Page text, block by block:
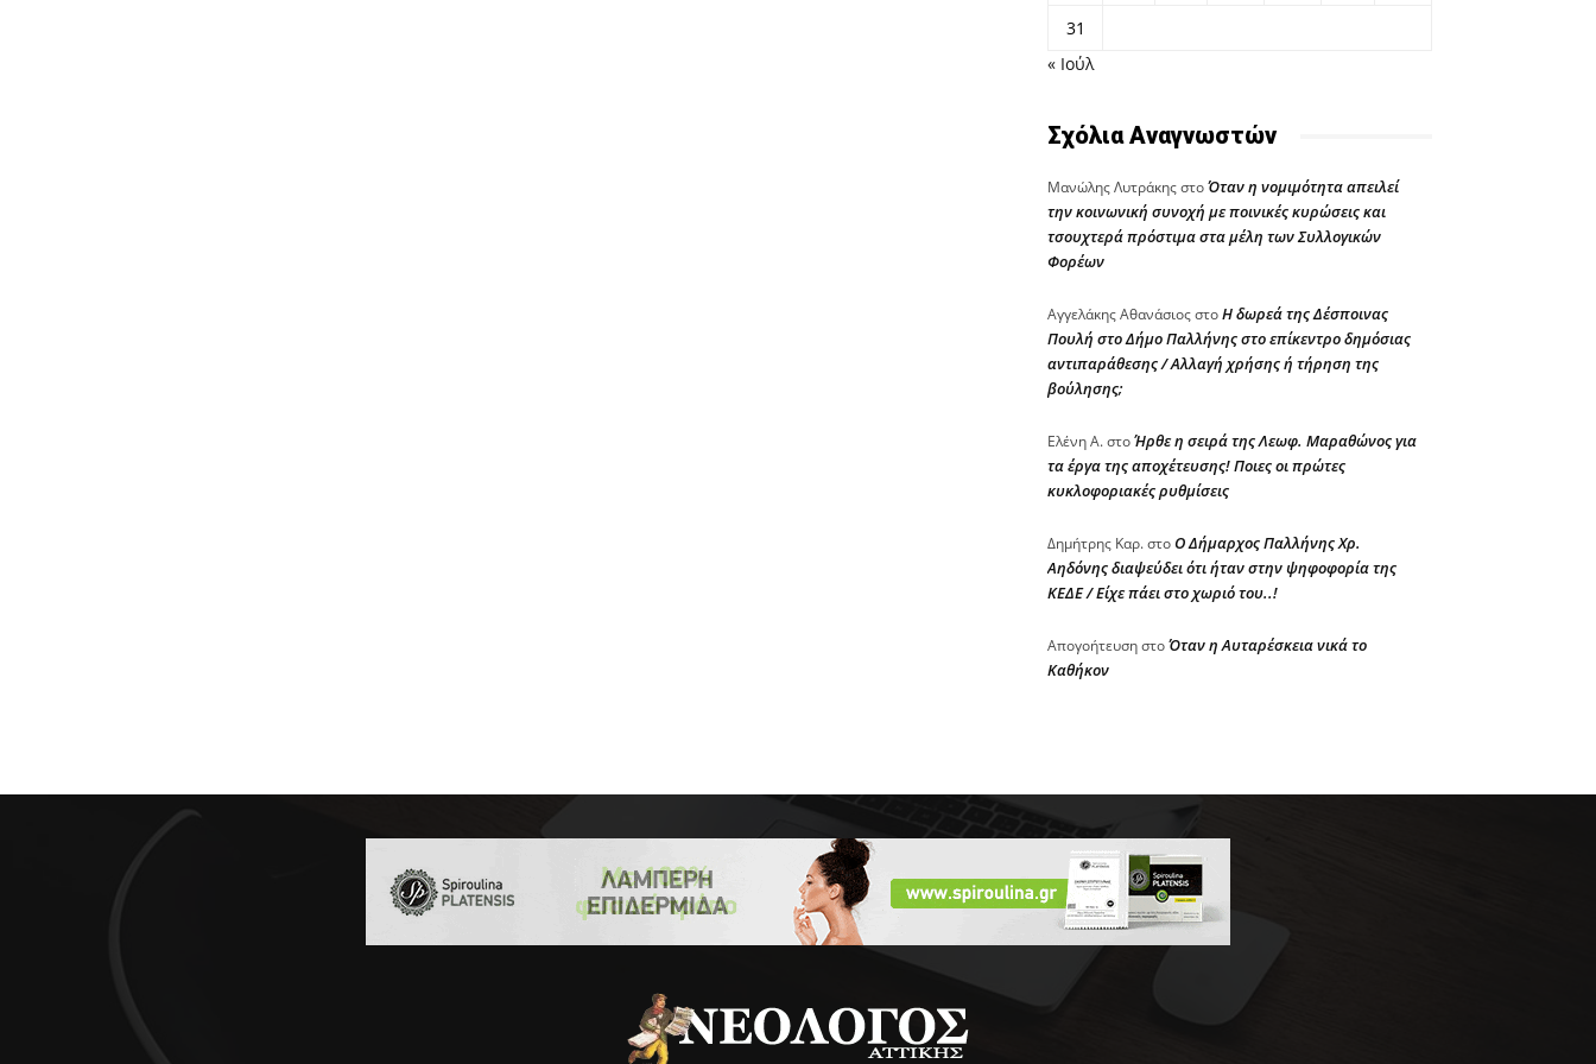
31
« Ιούλ
Σχόλια Αναγνωστών
Μανώλης ΛυτράκηςστοΌταν η νομιμότητα απειλεί
την κοινωνική συνοχή με ποινικές κυρώσεις και
τσουχτερά πρόστιμα στα μέλη των Συλλογικών
Φορέων
Αγγελάκης ΑθανάσιοςστοΗ δωρεά της Δέσποινας
Πουλή στο Δήμο Παλλήνης στο επίκεντρο δημόσιας
αντιπαράθεσης / Αλλαγή χρήσης ή τήρηση της
βούλησης;
Ελένη Α.στοΉρθε η σειρά της Λεωφ. Μαραθώνος για
τα έργα της αποχέτευσης! Ποιες οι πρώτες
κυκλοφοριακές ρυθμίσεις
Δημήτρης Καρ.στοΟ Δήμαρχος Παλλήνης Χρ.
Αηδόνης διαψεύδει ότι ήταν στην ψηφοφορία της
ΚΕΔΕ / Είχε πάει στο χωριό του..!
ΑπογοήτευσηστοΌταν η Αυταρέσκεια νικά το
Καθήκον